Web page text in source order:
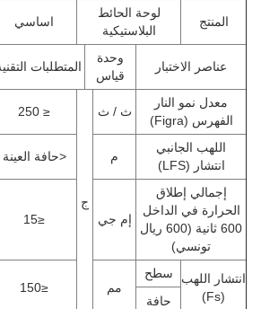
المنتج
لوحة الحائط
البلاستيكية
اساسي
عناصر الاختبار
وحدة
قياس
المتطلبات التقنية
معدل نمو النار
الفهرس (Figra)
ث / ث
ج
≤ 250
اللهب الجانبي
انتشار (LFS)
م <حافة العينة
إجمالي إطلاق
الحرارة في الداخل
600 ثانية (600 ريال
تونسي)
إم جي ≤15
انتشار اللهب
سطح
مم
≤150
حافة